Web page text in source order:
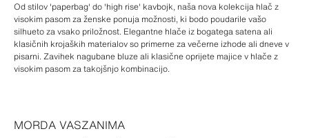
Od stilov 'paperbag' do 'high rise' kavbojk, naša nova kolekcija hlač z
visokim pasom za ženske ponuja možnosti, ki bodo poudarile vašo
silhueto za vsako priložnost. Elegantne hlače iz bogatega satena ali
klasičnih krojaških materialov so primerne za večerne izhode ali dneve v
pisarni. Zavihek nagubane bluze ali klasične oprijete majice v hlače z
visokim pasom za takojšnjo kombinacijo.
MORDA VASZANIMA